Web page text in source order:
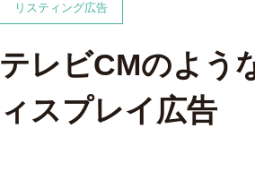
リスティング広告
テレビCMのよう
ィスプレイ広告